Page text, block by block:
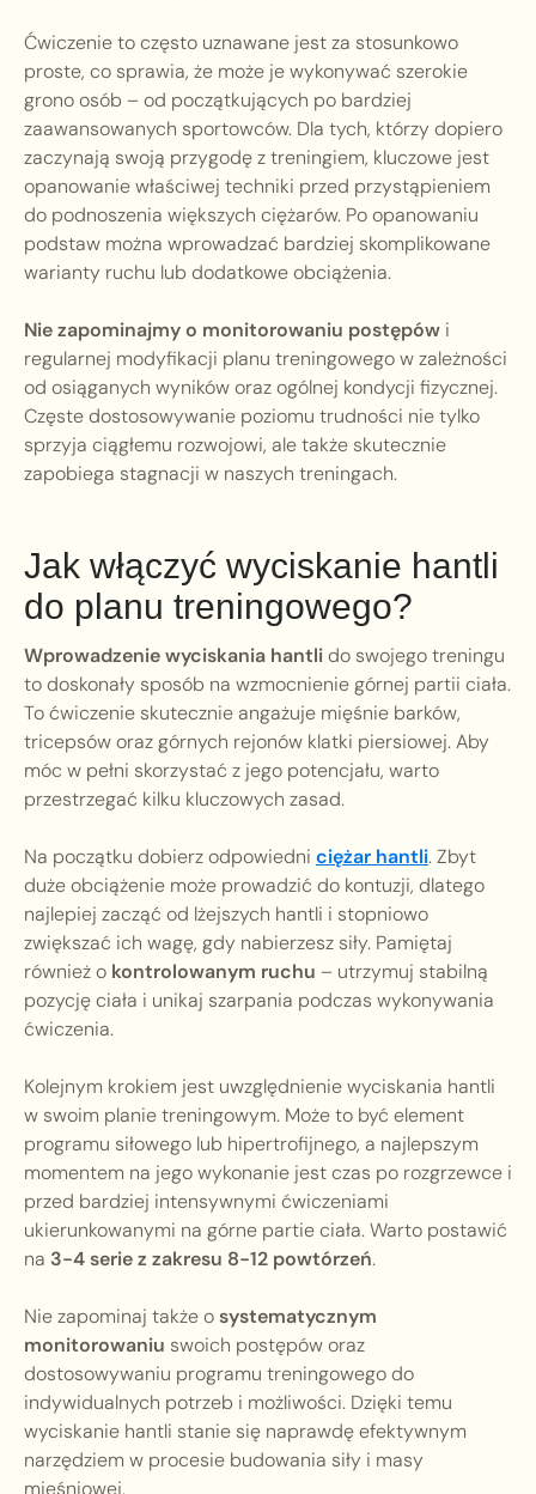
Ćwiczenie to często uznawane jest za stosunkowo
proste, co sprawia, że może je wykonywać szerokie
grono osób – od początkujących po bardziej
zaawansowanych sportowców. Dla tych, którzy dopiero
zaczynają swoją przygodę z treningiem, kluczowe jest
opanowanie właściwej techniki przed przystąpieniem
do podnoszenia większych ciężarów. Po opanowaniu
podstaw można wprowadzać bardziej skomplikowane
warianty ruchu lub dodatkowe obciążenia.
Nie zapominajmy o monitorowaniu postępów i
regularnej modyfikacji planu treningowego w zależności
od osiąganych wyników oraz ogólnej kondycji fizycznej.
Częste dostosowywanie poziomu trudności nie tylko
sprzyja ciągłemu rozwojowi, ale także skutecznie
zapobiega stagnacji w naszych treningach.
Jak włączyć wyciskanie hantli
do planu treningowego?
Wprowadzenie wyciskania hantlido swojego treningu
to doskonały sposób na wzmocnienie górnej partii ciała.
To ćwiczenie skutecznie angażuje mięśnie barków,
tricepsów oraz górnych rejonów klatki piersiowej. Aby
móc w pełni skorzystać z jego potencjału, warto
przestrzegać kilku kluczowych zasad.
Na początku dobierz odpowiedni ciężar hantli. Zbyt
duże obciążenie może prowadzić do kontuzji, dlatego
najlepiej zacząć od lżejszych hantli i stopniowo
zwiększać ich wagę, gdy nabierzesz siły. Pamiętaj
również o kontrolowanym ruchu – utrzymuj stabilną
pozycję ciała i unikaj szarpania podczas wykonywania
ćwiczenia.
Kolejnym krokiem jest uwzględnienie wyciskania hantli
w swoim planie treningowym. Może to być element
programu siłowego lub hipertrofijnego, a najlepszym
momentem na jego wykonanie jest czas po rozgrzewce i
przed bardziej intensywnymi ćwiczeniami
ukierunkowanymi na górne partie ciała. Warto postawić
na 3-4 serie z zakresu 8-12 powtórzeń.
Nie zapominaj także osystematycznym
monitorowaniu swoich postępów oraz
dostosowywaniu programu treningowego do
indywidualnych potrzeb i możliwości. Dzięki temu
wyciskanie hantli stanie się naprawdę efektywnym
narzędziem w procesie budowania siły i masy
mięśniowej.